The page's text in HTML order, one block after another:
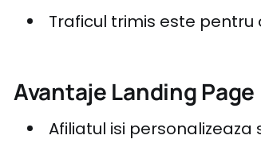
Traficul trimis este
Avantaje Landing Page
Afiliatul isi